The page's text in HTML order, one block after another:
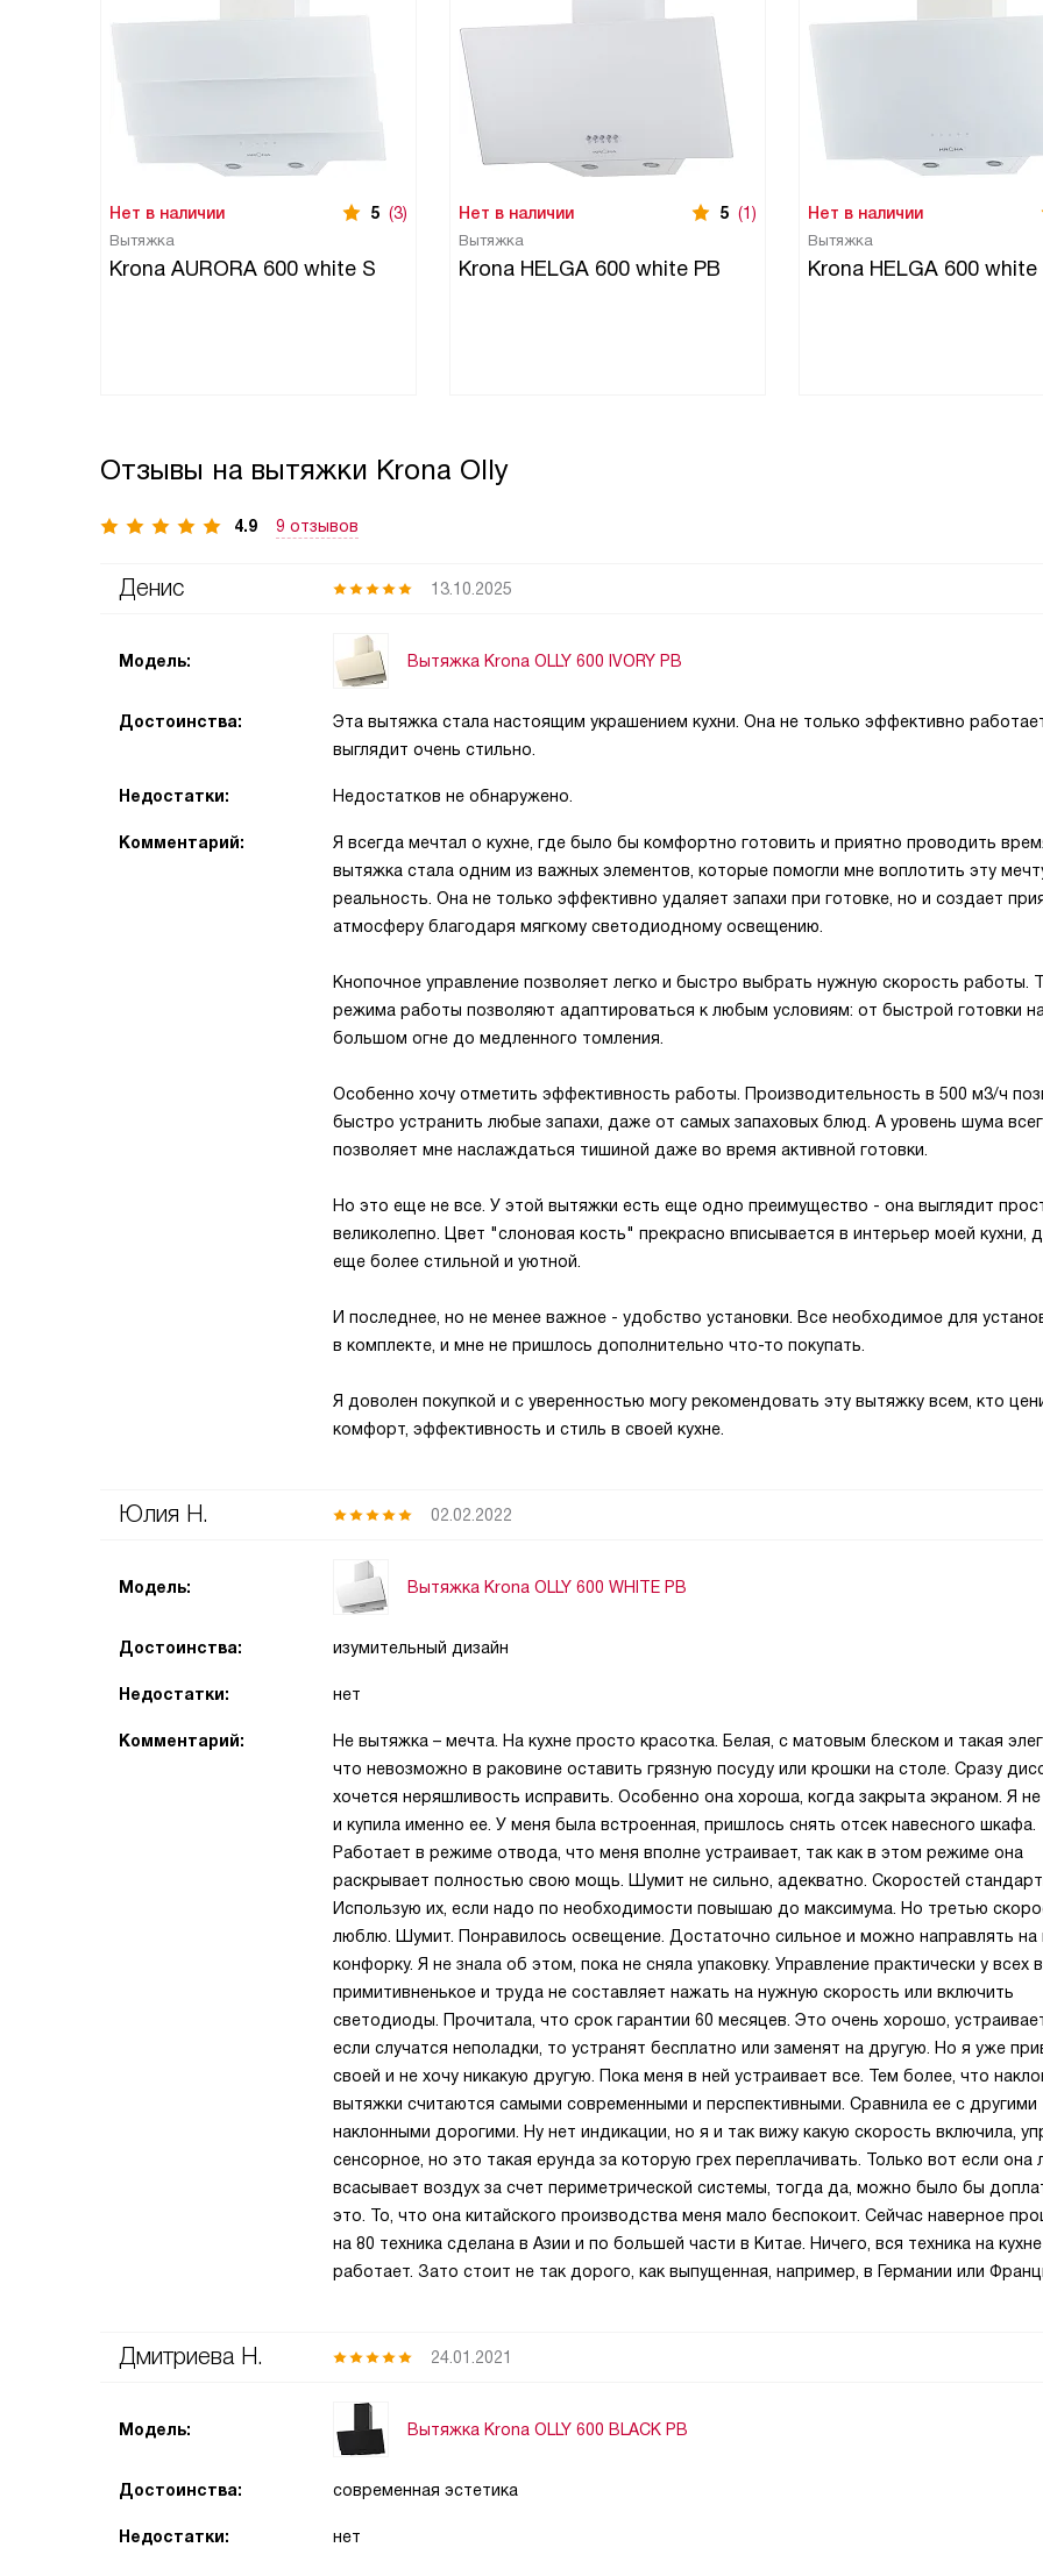
Нет в наличии 5 (3)
Вытяжка
Krona AURORA 600 white S
Нет в наличии 5 (1)
Вытяжка
Krona HELGA 600 white PB
Нет в наличии
Вытяжка
Krona HELGA 600 white
Отзывы на вытяжки Krona Olly
4.9 9 отзывов
Денис 13.10.2025
Модель: Вытяжка Krona OLLY 600 IVORY PB
Достоинства:
Эта вытяжка стала настоящим украшением кухни. Она не только эффективно
выглядит очень стильно.
Недостатки: Недостатков не обнаружено.
Комментарий:
Я всегда мечтал о кухне, где было бы комфортно готовить и приятно проводить
вытяжка стала одним из важных элементов, которые помогли мне воплотить эту
реальность. Она не только эффективно удаляет запахи при готовке, но и создает
атмосферу благодаря мягкому светодиодному освещению.
Кнопочное управление позволяет легко и быстро выбрать нужную скорость работы.
режима работы позволяют адаптироваться к любым условиям: от быстрой готовки
большом огне до медленного томления.
Особенно хочу отметить эффективность работы. Производительность в 500 м3/ч
быстро устранить любые запахи, даже от самых запаховых блюд. А уровень шума
позволяет мне наслаждаться тишиной даже во время активной готовки.
Но это еще не все. У этой вытяжки есть еще одно преимущество - она выглядит
великолепно. Цвет "слоновая кость" прекрасно вписывается в интерьер моей кухни,
еще более стильной и уютной.
И последнее, но не менее важное - удобство установки. Все необходимое для
в комплекте, и мне не пришлось дополнительно что-то покупать.
Я доволен покупкой и с уверенностью могу рекомендовать эту вытяжку всем, кто
комфорт, эффективность и стиль в своей кухне.
Юлия Н. 02.02.2022
Модель: Вытяжка Krona OLLY 600 WHITE PB
Достоинства: изумительный дизайн
Недостатки: нет
Комментарий:
Не вытяжка – мечта. На кухне просто красотка. Белая, с матовым блеском и такая
что невозможно в раковине оставить грязную посуду или крошки на столе. Сразу
хочется неряшливость исправить. Особенно она хороша, когда закрыта экраном. Я не
и купила именно ее. У меня была встроенная, пришлось снять отсек навесного шкафа.
Работает в режиме отвода, что меня вполне устраивает, так как в этом режиме она
раскрывает полностью свою мощь. Шумит не сильно, адекватно. Скоростей
Использую их, если надо по необходимости повышаю до максимума. Но третью
люблю. Шумит. Понравилось освещение. Достаточно сильное и можно направлять на
конфорку. Я не знала об этом, пока не сняла упаковку. Управление практически у всех
примитивненькое и труда не составляет нажать на нужную скорость или включить
светодиоды. Прочитала, что срок гарантии 60 месяцев. Это очень хорошо,
если случатся неполадки, то устранят бесплатно или заменят на другую. Но я уже
своей и не хочу никакую другую. Пока меня в ней устраивает все. Тем более, что
вытяжки считаются самыми современными и перспективными. Сравнила ее с другими
наклонными дорогими. Ну нет индикации, но я и так вижу какую скорость включила,
сенсорное, но это такая ерунда за которую грех переплачивать. Только вот если она
всасывает воздух за счет периметрической системы, тогда да, можно было бы
это. То, что она китайского производства меня мало беспокоит. Сейчас наверное
на 80 техника сделана в Азии и по большей части в Китае. Ничего, вся техника на кухне
работает. Зато стоит не так дорого, как выпущенная, например, в Германии или
Дмитриева Н. 24.01.2021
Модель: Вытяжка Krona OLLY 600 BLACK PB
Достоинства: современная эстетика
Недостатки: нет